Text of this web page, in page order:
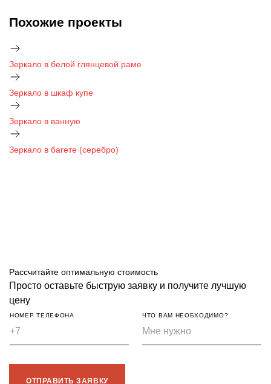
Похожие проекты
Зеркало в белой глянцевой раме
Зеркало в шкаф купе
Зеркало в ванную
Зеркало в багете (серебро)
Рассчитайте оптимальную стоимость
Просто оставьте быструю заявку и получите лучшую
цену
НОМЕР ТЕЛЕФОНА ЧТО ВАМ НЕОБХОДИМО?
ОТПРАВИТЬ ЗАЯВКУ